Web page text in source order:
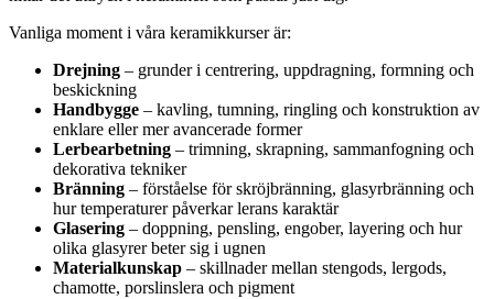
Vanliga moment i våra keramikkurser är:
Drejning – grunder i centrering, uppdragning, formning och
beskickning
Handbygge – kavling, tumning, ringling och konstruktion av
enklare eller mer avancerade former
Lerbearbetning – trimning, skrapning, sammanfogning och
dekorativa tekniker
Bränning – förståelse för skröjbränning, glasyrbränning och
hur temperaturer påverkar lerans karaktär
Glasering – doppning, pensling, engober, layering och hur
olika glasyrer beter sig i ugnen
Materialkunskap – skillnader mellan stengods, lergods,
chamotte, porslinslera och pigment